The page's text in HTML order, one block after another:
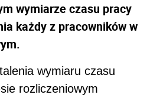
wymiarze czasu pracy
każdy z pracowników w
wymiaru czasu
rozliczeniowym